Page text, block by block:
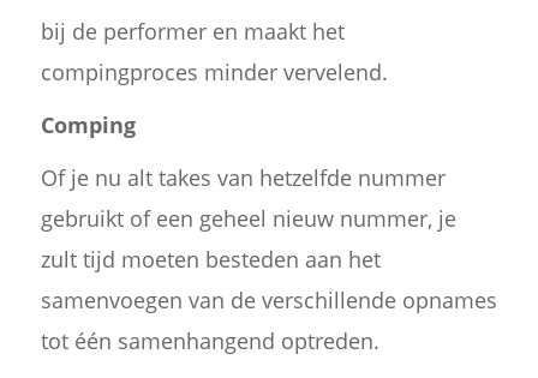
bij de performer en maakt het
compingproces minder vervelend.
Comping
Of je nu alt takes van hetzelfde nummer
gebruikt of een geheel nieuw nummer, je
zult tijd moeten besteden aan het
samenvoegen van de verschillende opnames
tot één samenhangend optreden.